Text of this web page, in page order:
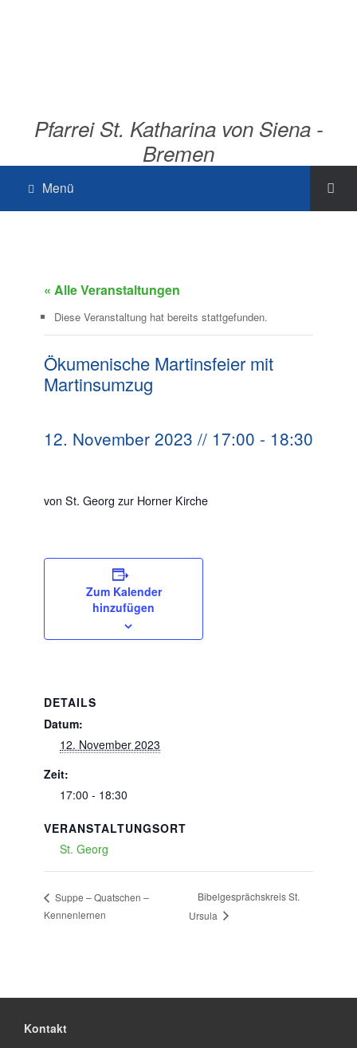
Pfarrei St. Katharina von Siena -
Bremen
Menü
« Alle Veranstaltungen
Diese Veranstaltung hat bereits stattgefunden.
Ökumenische Martinsfeier mit
Martinsumzug
12. November 2023 // 17:00 - 18:30
von St. Georg zur Horner Kirche
Zum Kalender
hinzufügen
DETAILS
Datum:
12. November 2023
Zeit:
17:00 - 18:30
VERANSTALTUNGSORT
St. Georg
Suppe – Quatschen –
Kennenlernen
Bibelgesprächskreis St.
Ursula
Kontakt